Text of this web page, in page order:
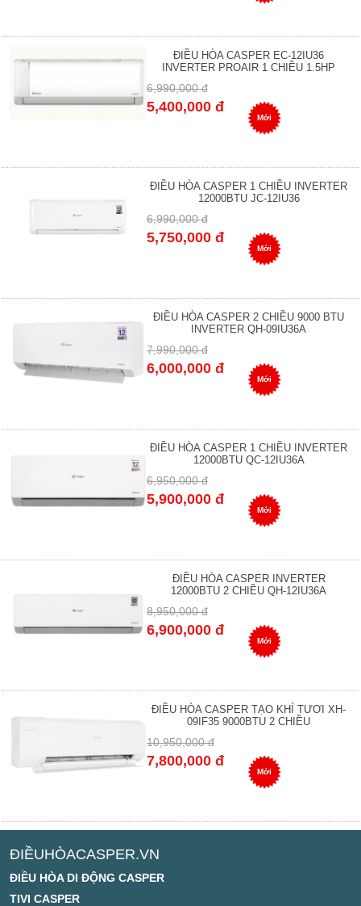
ĐIỀU HÒA CASPER EC-12IU36
INVERTER PROAIR 1 CHIỀU 1.5HP
6,990,000 đ
5,400,000 đ
Mới
ĐIỀU HÒA CASPER 1 CHIỀU INVERTER
12000BTU JC-12IU36
6,990,000 đ
5,750,000 đ
Mới
ĐIỀU HÒA CASPER 2 CHIỀU 9000 BTU
INVERTER QH-09IU36A
7,990,000 đ
6,000,000 đ
Mới
ĐIỀU HÒA CASPER 1 CHIỀU INVERTER
12000BTU QC-12IU36A
6,950,000 đ
5,900,000 đ
Mới
ĐIỀU HÒA CASPER INVERTER
12000BTU 2 CHIỀU QH-12IU36A
8,950,000 đ
6,900,000 đ
Mới
ĐIỀU HÒA CASPER TẠO KHÍ TƯƠI XH-
09IF35 9000BTU 2 CHIỀU
10,950,000 đ
7,800,000 đ
Mới
ĐIỀUHÒACASPER.VN
ĐIỀU HÒA DI ĐỘNG CASPER
TIVI CASPER